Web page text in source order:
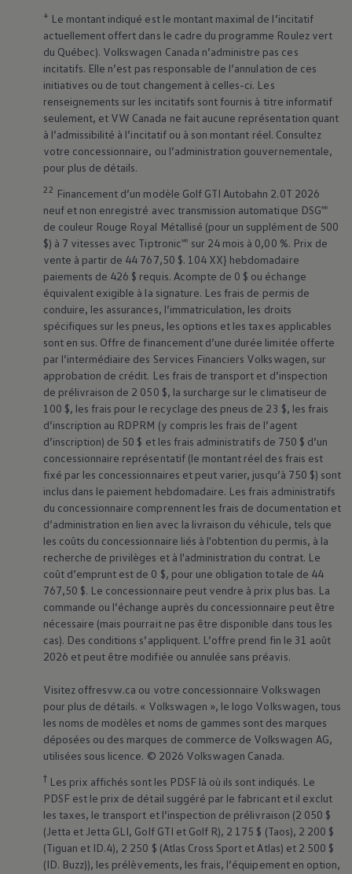
+ Le montant indiqué est le montant maximal de l’incitatif
actuellement offert dans le cadre du programme Roulez vert
du Québec). Volkswagen Canada n’administre pas ces
incitatifs. Elle n’est pas responsable de l’annulation de ces
initiatives ou de tout changement à celles-ci. Les
renseignements sur les incitatifs sont fournis à titre informatif
seulement, et VW Canada ne fait aucune représentation quant
à l’admissibilité à l’incitatif ou à son montant réel. Consultez
votre concessionnaire, ou l’administration gouvernementale,
pour plus de détails.
22 Financement d’un modèle Golf GTI Autobahn 2.0T 2026
neuf et non enregistré avec transmission automatique DSG🅫
de couleur Rouge Royal Métallisé (pour un supplément de 500
$) à 7 vitesses avec Tiptronic🅫 sur 24 mois à 0,00 %. Prix de
vente à partir de 44 767,50 $. 104 XX} hebdomadaire
paiements de 426 $ requis. Acompte de 0 $ ou échange
équivalent exigible à la signature. Les frais de permis de
conduire, les assurances, l’immatriculation, les droits
spécifiques sur les pneus, les options et les taxes applicables
sont en sus. Offre de financement d’une durée limitée offerte
par l’intermédiaire des Services Financiers Volkswagen, sur
approbation de crédit. Les frais de transport et d’inspection
de prélivraison de 2 050 $, la surcharge sur le climatiseur de
100 $, les frais pour le recyclage des pneus de 23 $, les frais
d’inscription au RDPRM (y compris les frais de l’agent
d’inscription) de 50 $ et les frais administratifs de 750 $ d’un
concessionnaire représentatif (le montant réel des frais est
fixé par les concessionnaires et peut varier, jusqu’à 750 $) sont
inclus dans le paiement hebdomadaire. Les frais administratifs
du concessionnaire comprennent les frais de documentation et
d’administration en lien avec la livraison du véhicule, tels que
les coûts du concessionnaire liés à l'obtention du permis, à la
recherche de privilèges et à l'administration du contrat. Le
coût d’emprunt est de 0 $, pour une obligation totale de 44
767,50 $. Le concessionnaire peut vendre à prix plus bas. La
commande ou l’échange auprès du concessionnaire peut être
nécessaire (mais pourrait ne pas être disponible dans tous les
cas). Des conditions s’appliquent. L’offre prend fin le 31 août
2026 et peut être modifiée ou annulée sans préavis.
Visitez offresvw.ca ou votre concessionnaire Volkswagen
pour plus de détails. « Volkswagen », le logo Volkswagen, tous
les noms de modèles et noms de gammes sont des marques
déposées ou des marques de commerce de Volkswagen AG,
utilisées sous licence. © 2026 Volkswagen Canada.
†Les prix affichés sont les PDSF là où ils sont indiqués. Le
PDSF est le prix de détail suggéré par le fabricant et il exclut
les taxes, le transport et l’inspection de prélivraison (2 050 $
(Jetta et Jetta GLI, Golf GTI et Golf R), 2 175 $ (Taos), 2 200 $
(Tiguan et ID.4), 2 250 $ (Atlas Cross Sport et Atlas) et 2 500 $
(ID. Buzz)), les prélèvements, les frais, l’équipement en option,